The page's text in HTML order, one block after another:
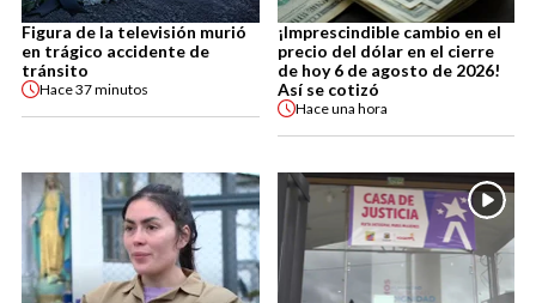
Figura de la televisión murió
en trágico accidente de
tránsito
Hace37 minutos
¡Imprescindible cambio en el
precio del dólar en el cierre
de hoy 6 de agosto de 2026!
Así se cotizó
Haceuna hora